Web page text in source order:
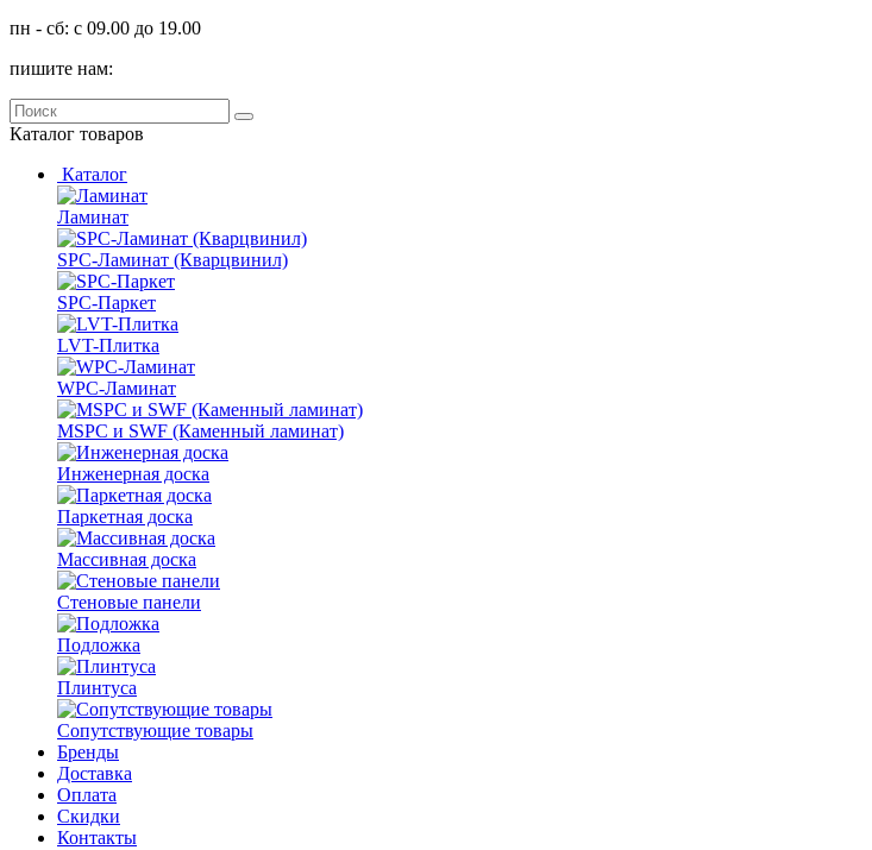
пн - сб: с 09.00 до 19.00
пишите нам:
Каталог товаров
Каталог
Ламинат
SPC-Ламинат (Кварцвинил)
SPC-Паркет
LVT-Плитка
WPC-Ламинат
MSPC и SWF (Каменный ламинат)
Инженерная доска
Паркетная доска
Массивная доска
Стеновые панели
Подложка
Плинтуса
Сопутствующие товары
Бренды
Доставка
Оплата
Скидки
Контакты